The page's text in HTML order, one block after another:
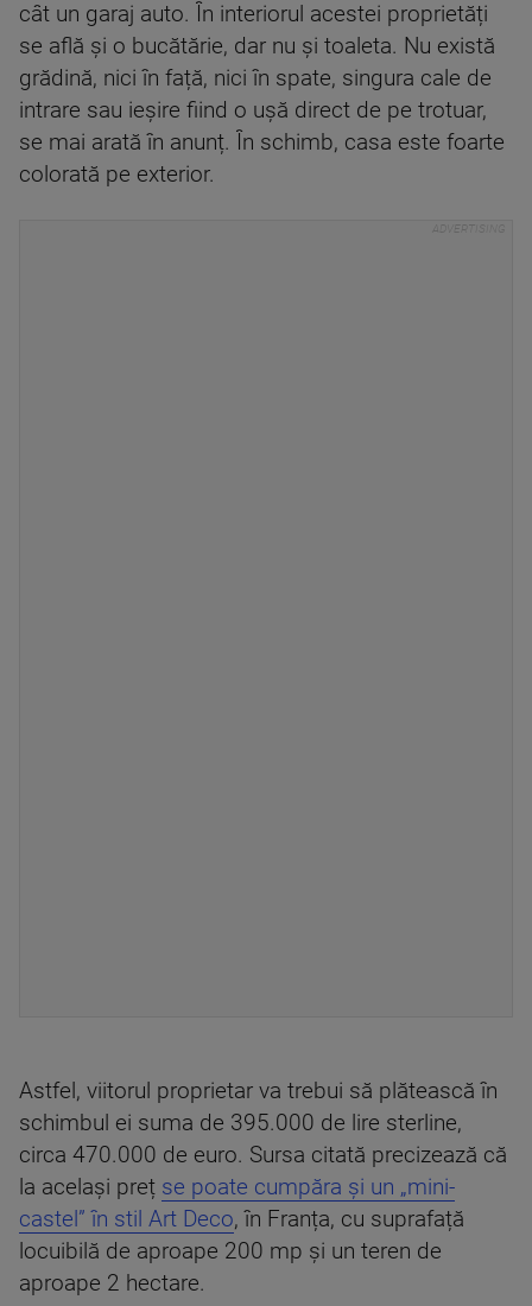
cât un garaj auto. În interiorul acestei proprietăți
se află și o bucătărie, dar nu și toaleta. Nu există
grădină, nici în față, nici în spate, singura cale de
intrare sau ieșire fiind o ușă direct de pe trotuar,
se mai arată în anunț. În schimb, casa este foarte
colorată pe exterior.
Astfel, viitorul proprietar va trebui să plătească în
schimbul ei suma de 395.000 de lire sterline,
circa 470.000 de euro. Sursa citată precizează că
la același preț se poate cumpăra și un „mini-
castel” în stil Art Deco, în Franța, cu suprafață
locuibilă de aproape 200 mp și un teren de
aproape 2 hectare.